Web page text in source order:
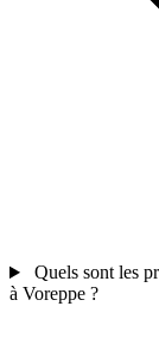
Quels sont les
à Voreppe ?